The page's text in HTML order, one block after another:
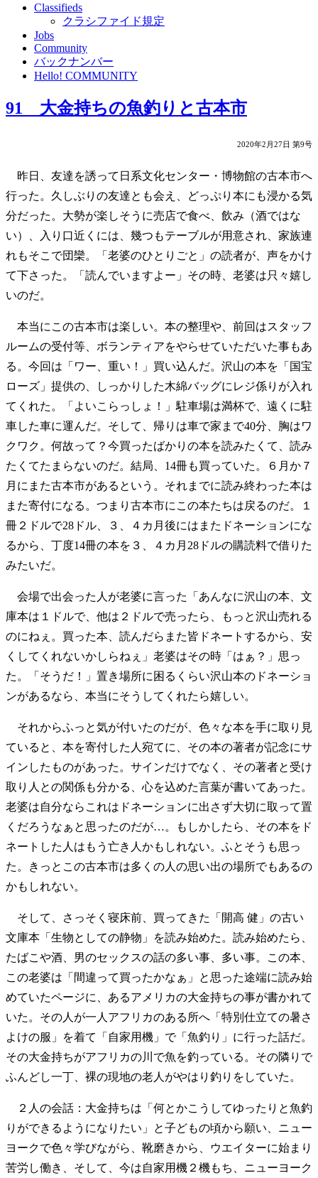
Classifieds
クラシファイド規定
Jobs
Community
バックナンバー
Hello! COMMUNITY
91 大金持ちの魚釣りと古本市
2020年2月27日 第9号
昨日、友達を誘って日系文化センター・博物館の古本市へ
行った。久しぶりの友達とも会え、どっぷり本にも浸かる気
分だった。大勢が楽しそうに売店で食べ、飲み（酒ではな
い）、入り口近くには、幾つもテーブルが用意され、家族連
れもそこで団欒。「老婆のひとりごと」の読者が、声をかけ
て下さった。「読んでいますよー」その時、老婆は只々嬉し
いのだ。
本当にこの古本市は楽しい。本の整理や、前回はスタッフ
ルームの受付等、ボランティアをやらせていただいた事もあ
る。今回は「ワー、重い！」買い込んだ。沢山の本を「国宝
ローズ」提供の、しっかりした木綿バッグにレジ係りが入れ
てくれた。「よいこらっしょ！」駐車場は満杯で、遠くに駐
車した車に運んだ。そして、帰りは車で家まで40分、胸はワ
クワク。何故って？今買ったばかりの本を読みたくて、読み
たくてたまらないのだ。結局、14冊も買っていた。６月か７
月にまた古本市があるという。それまでに読み終わった本は
また寄付になる。つまり古本市にこの本たちは戻るのだ。１
冊２ドルで28ドル、３、４カ月後にはまたドネーションにな
るから、丁度14冊の本を３、４カ月28ドルの購読料で借りた
みたいだ。
会場で出会った人が老婆に言った「あんなに沢山の本、文
庫本は１ドルで、他は２ドルで売ったら、もっと沢山売れる
のにねぇ。買った本、読んだらまた皆ドネートするから、安
くしてくれないかしらねぇ」老婆はその時「はぁ？」思っ
た。「そうだ！」置き場所に困るくらい沢山本のドネーショ
ンがあるなら、本当にそうしてくれたら嬉しい。
それからふっと気が付いたのだが、色々な本を手に取り見
ていると、本を寄付した人宛てに、その本の著者が記念にサ
インしたものがあった。サインだけでなく、その著者と受け
取り人との関係も分かる、心を込めた言葉が書いてあった。
老婆は自分ならこれはドネーションに出さず大切に取って置
くだろうなぁと思ったのだが…。もしかしたら、その本をド
ネートした人はもう亡き人かもしれない。ふとそうも思っ
た。きっとこの古本市は多くの人の思い出の場所でもあるの
かもしれない。
そして、さっそく寝床前、買ってきた「開高 健」の古い
文庫本「生物としての静物」を読み始めた。読み始めたら、
たばこや酒、男のセックスの話の多い事、多い事。この本、
この老婆は「間違って買ったかなぁ」と思った途端に読み始
めていたページに、あるアメリカの大金持ちの事が書かれて
いた。その人が一人アフリカのある所へ「特別仕立ての暑さ
よけの服」を着て「自家用機」で「魚釣り」に行った話だ。
その大金持ちがアフリカの川で魚を釣っている。その隣りで
ふんどし一丁、裸の現地の老人がやはり釣りをしていた。
２人の会話：大金持ちは「何とかこうしてゆったりと魚釣
りができるようになりたい」と子どもの頃から願い、ニュー
ヨークで色々学びながら、靴磨きから、ウエイターに始まり
苦労し働き、そして、今は自家用機２機もち、ニューヨーク